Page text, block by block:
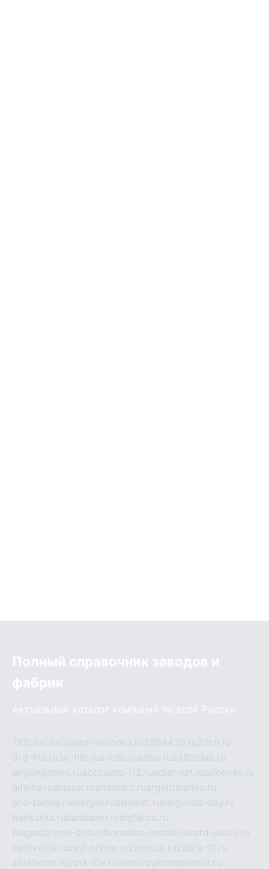
Полный справочник заводов и
фабрик
Актуальный каталог компаний по всей России
133chel.ru13autor-kolonka.ru2864420.ru2rich.ru
3-d-file.ru3d-file.rua-cdc.ruaalse.rua380club.ru
airgungames.ruaccounts-112.ruadler-jun.ruadonyev.ru
alfeihavsalnassr.rualtaipant.ruargentinamia.ru
aria-family.ruarkrym.ruashanet.rubelgorod-day.ru
bankaribi.rubandamn.rubigfatcc.ru
blagodarenie-spb.ruborodino-media.rucard-voice.ru
cardvoice.ruzed-online.ruzvonitut.ruzebra-tlt.ru
zarafshan.ruyork-life.ruvintovoykompressor.ru